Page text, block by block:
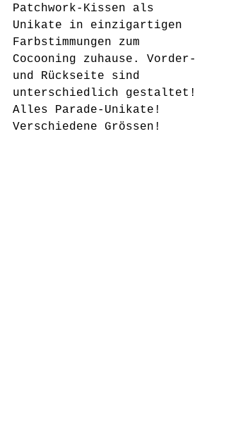
Patchwork-Kissen als
Unikate in einzigartigen
Farbstimmungen zum
Cocooning zuhause. Vorder-
und Rückseite sind
unterschiedlich gestaltet!
Alles Parade-Unikate!
Verschiedene Grössen!